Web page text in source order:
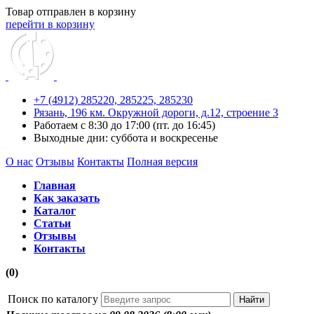
Товар отправлен в корзину
перейти в корзину
+7 (4912) 285220, 285225, 285230
Рязань, 196 км. Окружной дороги, д.12, строение 3
Работаем с 8:30 до 17:00 (пт. до 16:45)
Выходные дни: суббота и воскресенье
О нас Отзывы Контакты Полная версия
Главная
Как заказать
Каталог
Статьи
Отзывы
Контакты
(0)
Поиск по каталогу